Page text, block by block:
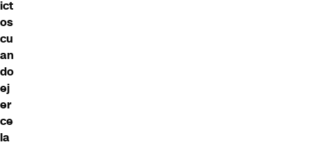
ict
os
cu
an
do
ej
er
ce
la